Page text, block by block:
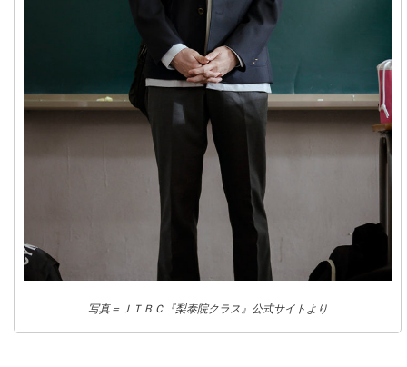
写真＝ＪＴＢＣ『梨泰院クラス』公式サイトより